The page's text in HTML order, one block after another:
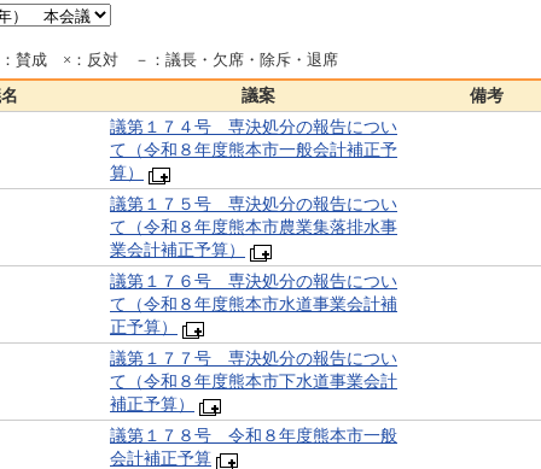
賛成 ×：反対 －：議長・欠席・除斥・退席
議案
備考
議第１７４号 専決処分の報告につい
て（令和８年度熊本市一般会計補正予
算）
議第１７５号 専決処分の報告につい
て（令和８年度熊本市農業集落排水事
業会計補正予算）
議第１７６号 専決処分の報告につい
て（令和８年度熊本市水道事業会計補
正予算）
議第１７７号 専決処分の報告につい
て（令和８年度熊本市下水道事業会計
補正予算）
議第１７８号 令和８年度熊本市一般
会計補正予算